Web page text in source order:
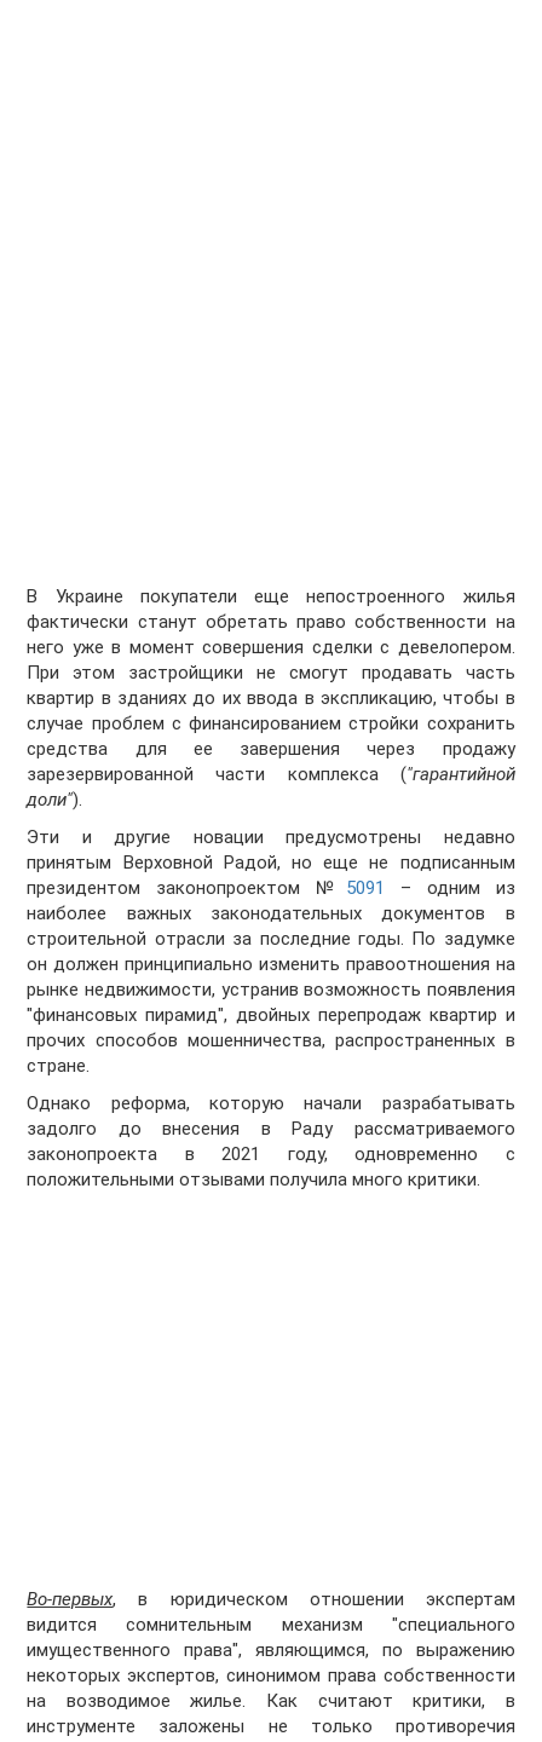
В Украине покупатели еще непостроенного жилья
фактически станут обретать право собственности на
него уже в момент совершения сделки с девелопером.
При этом застройщики не смогут продавать часть
квартир в зданиях до их ввода в экспликацию, чтобы в
случае проблем с финансированием стройки сохранить
средства для ее завершения через продажу
зарезервированной части комплекса ("гарантийной
доли").
Эти и другие новации предусмотрены недавно
принятым Верховной Радой, но еще не подписанным
президентом законопроектом № 5091
– одним из
наиболее важных законодательных документов в
строительной отрасли за последние годы. По задумке
он должен принципиально изменить правоотношения на
рынке недвижимости, устранив возможность появления
"финансовых пирамид", двойных перепродаж квартир и
прочих способов мошенничества, распространенных в
стране.
Однако реформа, которую начали разрабатывать
задолго до внесения в Раду рассматриваемого
законопроекта в 2021 году, одновременно с
положительными отзывами получила много критики.
Во-первых, в юридическом отношении экспертам
видится сомнительным механизм "специального
имущественного права", являющимся, по выражению
некоторых экспертов, синонимом права собственности
на возводимое жилье. Как считают критики, в
инструменте заложены не только противоречия